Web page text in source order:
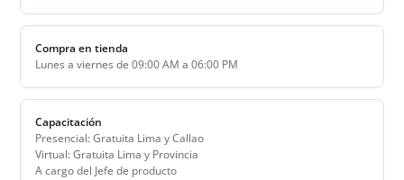
Compra en tienda
Lunes a viernes de 09:00 AM a 06:00 PM
Capacitación
Presencial: Gratuita Lima y Callao
Virtual: Gratuita Lima y Provincia
A cargo del Jefe de producto